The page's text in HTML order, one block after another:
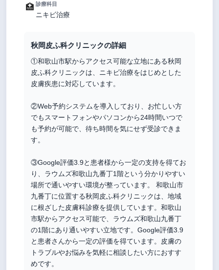
🏥 診療科目
ニキビ治療
秋岡皮ふ科クリニックの詳細
①和歌山市駅からアクセス可能な立地にある秋岡
皮ふ科クリニックは、ニキビ治療をはじめとした
皮膚疾患に対応しています。
②Web予約システムを導入しており、お忙しい方
でもスマートフォンやパソコンから24時間いつで
も予約が可能で、待ち時間を気にせず受診できま
す。
③Google評価3.9と患者様から一定の支持を得てお
り、ラウムズ和歌山九番丁1階という分かりやすい
場所で通いやすい環境が整っています。 和歌山市
九番丁に位置する秋岡皮ふ科クリニックは、地域
に根ざした皮膚科診療を提供しています。和歌山
市駅からアクセス可能で、ラウムズ和歌山九番丁
の1階にあり通いやすい立地です。Google評価3.9
と患者さんから一定の評価を得ています。皮膚の
トラブルやお悩みを気軽に相談したい方におすす
めです。